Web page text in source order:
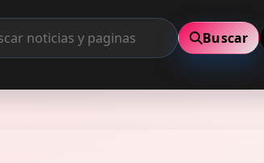
Buscar